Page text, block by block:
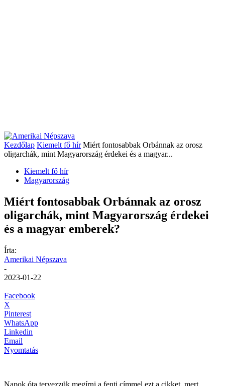
Kezdőlap Kiemelt fő hír Miért fontosabbak Orbánnak az orosz
oligarchák, mint Magyarország érdekei és a magyar...
Kiemelt fő hír
Magyarország
Miért fontosabbak Orbánnak az orosz
oligarchák, mint Magyarország érdekei
és a magyar emberek?
Írta:
Amerikai Népszava
-
2023-01-22
Facebook
X
Pinterest
WhatsApp
Linkedin
Email
Nyomtatás
Napok óta tervezzük megírni a fenti címmel ezt a cikket, mert